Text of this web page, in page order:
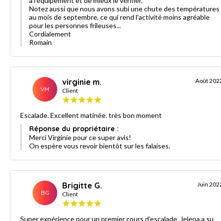
Notez aussi que nous avons subi une chute des températures
au mois de septembre, ce qui rend l'activité moins agréable
pour les personnes frileuses...
Cordialement
Romain
VM
virginie m.
Client
Août
Escalade. Excellent matinée. très bon moment
Réponse du propriétaire :
Merci Virginie pour ce super avis!
On espère vous revoir bientôt sur les falaises.
BG
Brigitte G.
Client
Juin
Super expérience pour un premier cours d’escalade. Jelena a su